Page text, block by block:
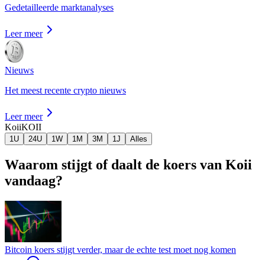
Gedetailleerde marktanalyses
Leer meer
Nieuws
Het meest recente crypto nieuws
Leer meer
KoiiKOII
1U 24U 1W 1M 3M 1J Alles
Waarom stijgt of daalt de koers van Koii
vandaag?
Bitcoin koers stijgt verder, maar de echte test moet nog komen